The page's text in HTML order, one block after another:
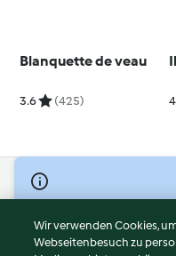
Blanquette de veau
3.6 (425)
© Copyright 2026
Nutzungsbedingungen
Datenschutzrichtlinien
Wir verwenden Cookies,
Webseitenbesuch zu